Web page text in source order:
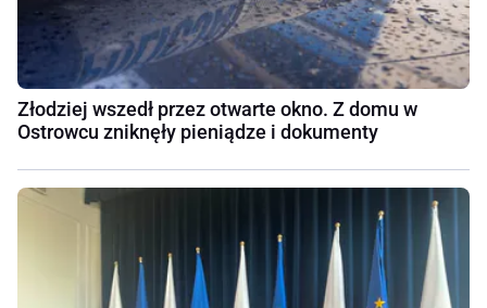
Złodziej wszedł przez otwarte okno. Z domu w
Ostrowcu zniknęły pieniądze i dokumenty